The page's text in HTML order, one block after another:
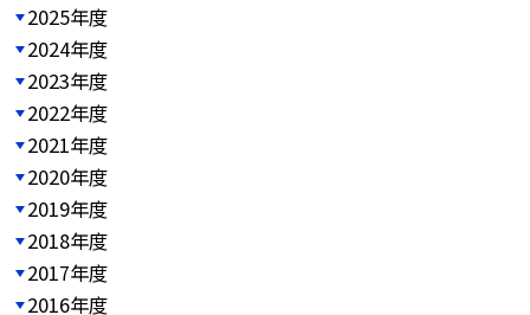
2025年度
2024年度
2023年度
2022年度
2021年度
2020年度
2019年度
2018年度
2017年度
2016年度